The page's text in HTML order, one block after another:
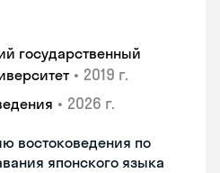
государственный
• 2019 г.
• 2026 г.
востоковедения по
японского языка